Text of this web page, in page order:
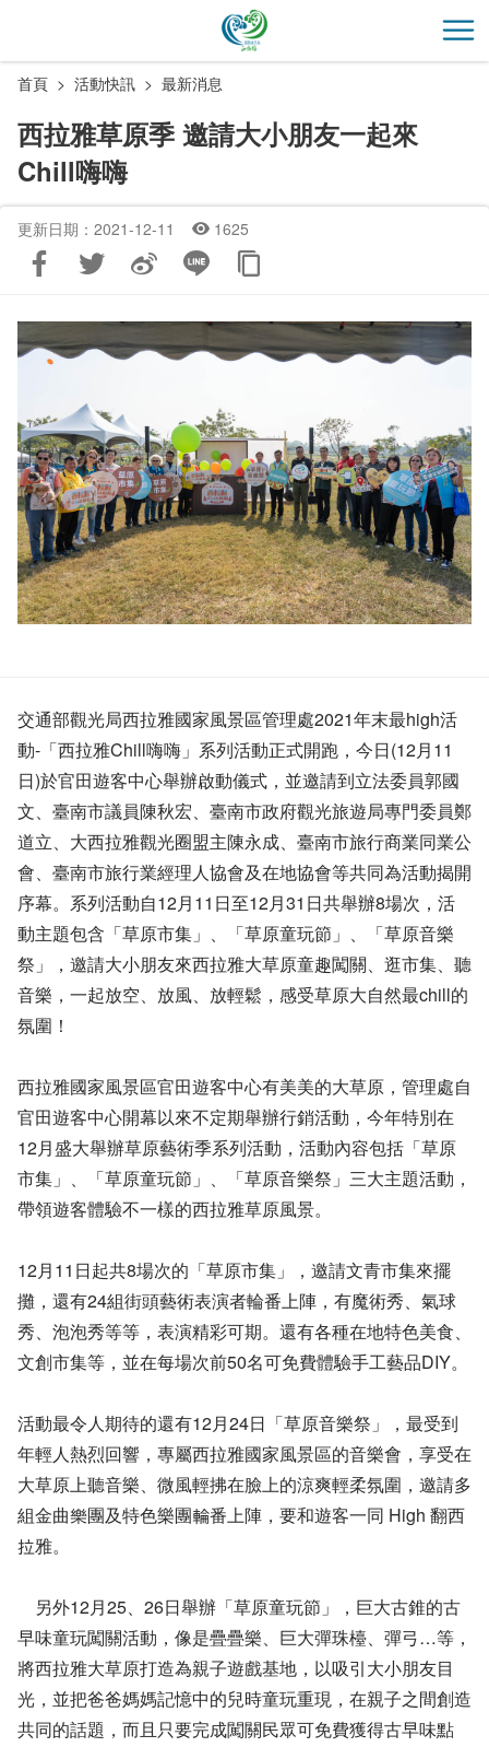
主
開
首頁 活動快訊 最新消息
西拉雅草原季 邀請大小朋友一起來
Chill嗨嗨
更新日期：2021-12-11 1625
交通部觀光局西拉雅國家風景區管理處2021年末最high活
動-「西拉雅Chill嗨嗨」系列活動正式開跑，今日(12月11
日)於官田遊客中心舉辦啟動儀式，並邀請到立法委員郭國
文、臺南市議員陳秋宏、臺南市政府觀光旅遊局專門委員鄭
道立、大西拉雅觀光圈盟主陳永成、臺南市旅行商業同業公
會、臺南市旅行業經理人協會及在地協會等共同為活動揭開
序幕。系列活動自12月11日至12月31日共舉辦8場次，活
動主題包含「草原市集」、「草原童玩節」、「草原音樂
祭」，邀請大小朋友來西拉雅大草原童趣闖關、逛市集、聽
音樂，一起放空、放風、放輕鬆，感受草原大自然最chill的
氛圍！
西拉雅國家風景區官田遊客中心有美美的大草原，管理處自
官田遊客中心開幕以來不定期舉辦行銷活動，今年特別在
12月盛大舉辦草原藝術季系列活動，活動內容包括「草原
市集」、「草原童玩節」、「草原音樂祭」三大主題活動，
帶領遊客體驗不一樣的西拉雅草原風景。
12月11日起共8場次的「草原市集」，邀請文青市集來擺
攤，還有24組街頭藝術表演者輪番上陣，有魔術秀、氣球
秀、泡泡秀等等，表演精彩可期。還有各種在地特色美食、
文創市集等，並在每場次前50名可免費體驗手工藝品DIY。
活動最令人期待的還有12月24日「草原音樂祭」，最受到
年輕人熱烈回響，專屬西拉雅國家風景區的音樂會，享受在
大草原上聽音樂、微風輕拂在臉上的涼爽輕柔氛圍，邀請多
組金曲樂團及特色樂團輪番上陣，要和遊客一同 High 翻西
拉雅。
另外12月25、26日舉辦「草原童玩節」，巨大古錐的古
早味童玩闖關活動，像是疊疊樂、巨大彈珠檯、彈弓…等，
將西拉雅大草原打造為親子遊戲基地，以吸引大小朋友目
光，並把爸爸媽媽記憶中的兒時童玩重現，在親子之間創造
共同的話題，而且只要完成闖關民眾可免費獲得古早味點